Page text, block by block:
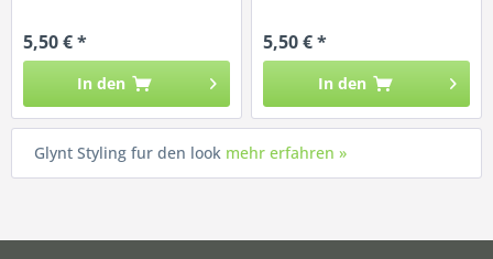
5,50 € *
In den
5,50 € *
In den
Glynt Styling fur den look mehr erfahren »